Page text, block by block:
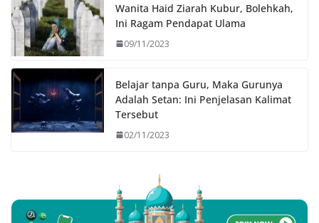
Wanita Haid Ziarah Kubur, Bolehkah,
Ini Ragam Pendapat Ulama
09/11/2023
Belajar tanpa Guru, Maka Gurunya
Adalah Setan: Ini Penjelasan Kalimat
Tersebut
02/11/2023